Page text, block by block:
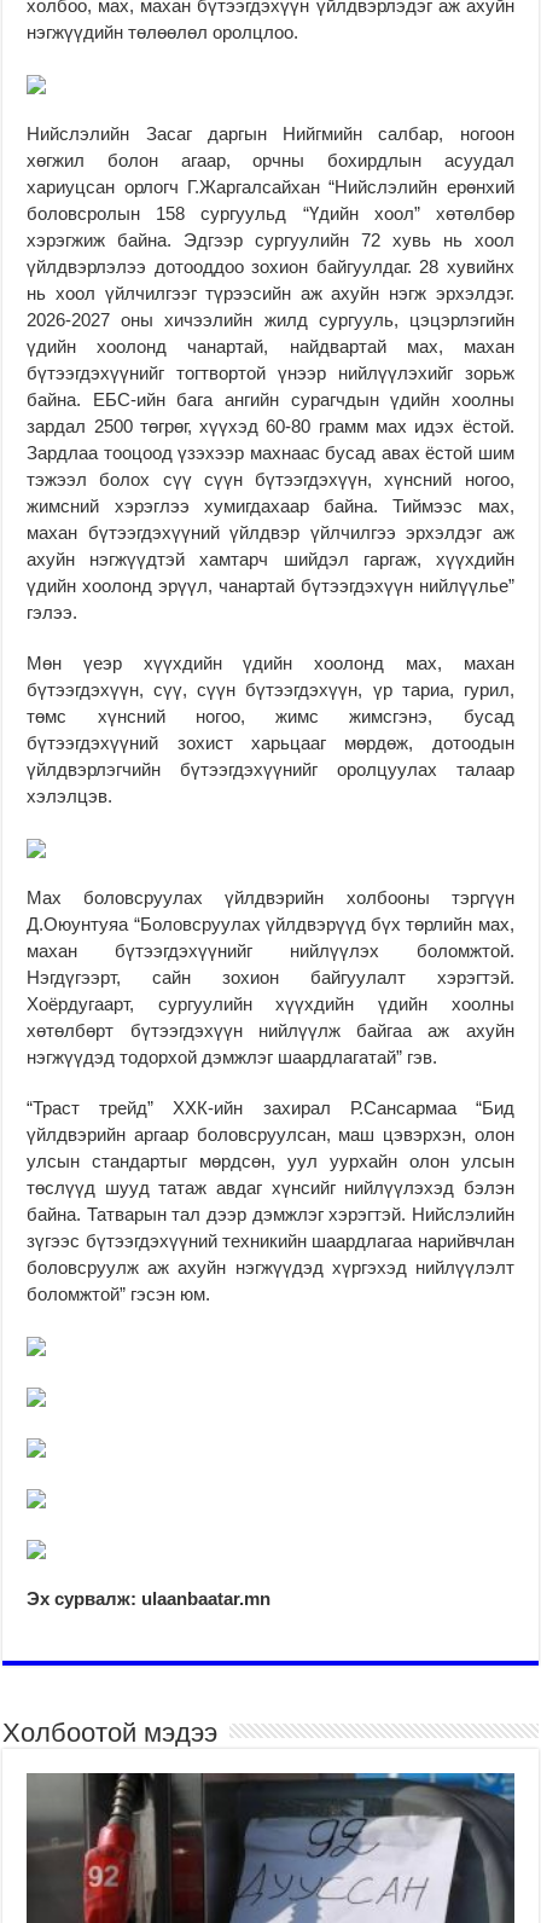
холбоо, мах, махан бүтээгдэхүүн үйлдвэрлэдэг аж ахуйн
нэгжүүдийн төлөөлөл оролцлоо.
Нийслэлийн Засаг даргын Нийгмийн салбар, ногоон
хөгжил болон агаар, орчны бохирдлын асуудал
хариуцсан орлогч Г.Жаргалсайхан “Нийслэлийн ерөнхий
боловсролын 158 сургуульд “Үдийн хоол” хөтөлбөр
хэрэгжиж байна. Эдгээр сургуулийн 72 хувь нь хоол
үйлдвэрлэлээ дотооддоо зохион байгуулдаг. 28 хувийнх
нь хоол үйлчилгээг түрээсийн аж ахуйн нэгж эрхэлдэг.
2026-2027 оны хичээлийн жилд сургууль, цэцэрлэгийн
үдийн хоолонд чанартай, найдвартай мах, махан
бүтээгдэхүүнийг тогтвортой үнээр нийлүүлэхийг зорьж
байна. ЕБС-ийн бага ангийн сурагчдын үдийн хоолны
зардал 2500 төгрөг, хүүхэд 60-80 грамм мах идэх ёстой.
Зардлаа тооцоод үзэхээр махнаас бусад авах ёстой шим
тэжээл болох сүү сүүн бүтээгдэхүүн, хүнсний ногоо,
жимсний хэрэглээ хумигдахаар байна. Тиймээс мах,
махан бүтээгдэхүүний үйлдвэр үйлчилгээ эрхэлдэг аж
ахуйн нэгжүүдтэй хамтарч шийдэл гаргаж, хүүхдийн
үдийн хоолонд эрүүл, чанартай бүтээгдэхүүн нийлүүлье”
гэлээ.
Мөн үеэр хүүхдийн үдийн хоолонд мах, махан
бүтээгдэхүүн, сүү, сүүн бүтээгдэхүүн, үр тариа, гурил,
төмс хүнсний ногоо, жимс жимсгэнэ, бусад
бүтээгдэхүүний зохист харьцааг мөрдөж, дотоодын
үйлдвэрлэгчийн бүтээгдэхүүнийг оролцуулах талаар
хэлэлцэв.
Мах боловсруулах үйлдвэрийн холбооны тэргүүн
Д.Оюунтуяа “Боловсруулах үйлдвэрүүд бүх төрлийн мах,
махан бүтээгдэхүүнийг нийлүүлэх боломжтой.
Нэгдүгээрт, сайн зохион байгуулалт хэрэгтэй.
Хоёрдугаарт, сургуулийн хүүхдийн үдийн хоолны
хөтөлбөрт бүтээгдэхүүн нийлүүлж байгаа аж ахуйн
нэгжүүдэд тодорхой дэмжлэг шаардлагатай” гэв.
“Траст трейд” ХХК-ийн захирал Р.Сансармаа “Бид
үйлдвэрийн аргаар боловсруулсан, маш цэвэрхэн, олон
улсын стандартыг мөрдсөн, уул уурхайн олон улсын
төслүүд шууд татаж авдаг хүнсийг нийлүүлэхэд бэлэн
байна. Татварын тал дээр дэмжлэг хэрэгтэй. Нийслэлийн
зүгээс бүтээгдэхүүний техникийн шаардлагаа нарийвчлан
боловсруулж аж ахуйн нэгжүүдэд хүргэхэд нийлүүлэлт
боломжтой” гэсэн юм.
Эх сурвалж: ulaanbaatar.mn
Холбоотой мэдээ